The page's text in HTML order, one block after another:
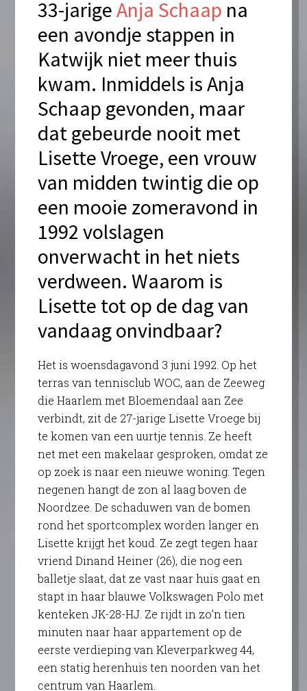
33-jarigeAnja Schaap na
een avondje stappen in
Katwijk niet meer thuis
kwam. Inmiddels is Anja
Schaap gevonden, maar
dat gebeurde nooit met
Lisette Vroege, een vrouw
van midden twintig die op
een mooie zomeravond in
1992 volslagen
onverwacht in het niets
verdween. Waarom is
Lisette tot op de dag van
vandaag onvindbaar?
Het is woensdagavond 3 juni 1992. Op het
terras van tennisclub WOC, aan de Zeeweg
die Haarlem met Bloemendaal aan Zee
verbindt, zit de 27-jarige Lisette Vroege bij
te komen van een uurtje tennis. Ze heeft
net met een makelaar gesproken, omdat ze
op zoek is naar een nieuwe woning. Tegen
negenen hangt de zon al laag boven de
Noordzee. De schaduwen van de bomen
rond het sportcomplex worden langer en
Lisette krijgt het koud. Ze zegt tegen haar
vriend Dinand Heiner (26), die nog een
balletje slaat, dat ze vast naar huis gaat en
stapt in haar blauwe Volkswagen Polo met
kenteken JK-28-HJ. Ze rijdt in zo’n tien
minuten naar haar appartement op de
eerste verdieping van Kleverparkweg 44,
een statig herenhuis ten noorden van het
centrum van Haarlem.